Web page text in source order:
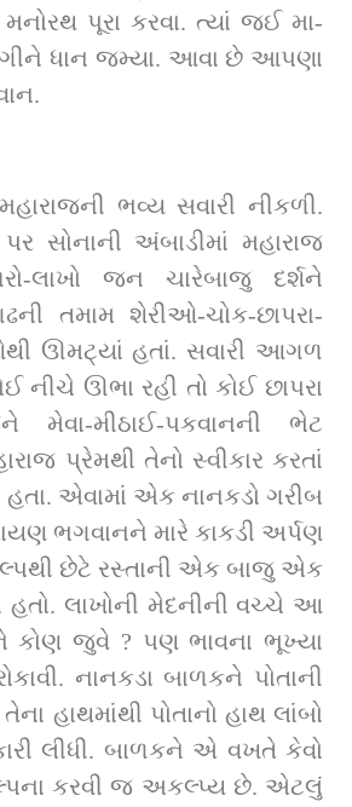
પૂરા કરવા. ત્યાં જઈ મા-
ધાન જમ્યા. આવા છે આપણા
સોનાની અંબાડીમાં મહારાજ
લાખો જન ચારેબાજુ દર્શને
તમામ શેરીઓ-ચોક-છાપરા-
ઊમટ્યાં હતાં. સવારી આગળ
નીચે ઊભા રહી તો કોઈ છાપરા
મેવા-મીઠાઈ-પકવાનની ભેટ
પ્રેમથી તેનો સ્વીકાર કરતાં
એવામાં એક નાનકડો ગરીબ
ભગવાનને મારે કાકડી અર્પણ
છેટે રસ્તાની એક બાજુ એક
લાખોની મેદનીની વચ્ચે આ
કોણ જુવે ? પણ ભાવના ભૂખ્યા
નાનકડા બાળકને પોતાની
હાથમાંથી પોતાનો હાથ લાંબો
લીધી. બાળકને એ વખતે કેવો
કરવી જ અકલ્પ્ય છે. એટલું